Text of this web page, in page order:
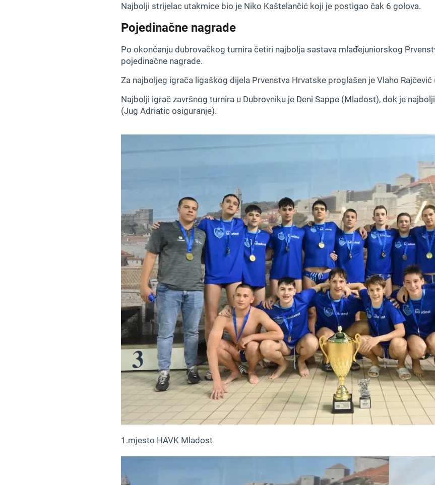
Najbolji strijelac utakmice bio je Niko Kaštelančić koji je postigao čak 6 golova.
Pojedinačne nagrade
Po okončanju dubrovačkog turnira četiri najbolja sastava mlađejuniorskog
pojedinačne nagrade.
Za najboljeg igrača ligaškog dijela Prvenstva Hrvatske proglašen je Vlaho
Najbolji igrač završnog turnira u Dubrovniku je Deni Sappe (Mladost), dok je
(Jug Adriatic osiguranje).
1.mjesto HAVK Mladost